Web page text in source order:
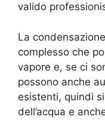
valido
La
complesso che
vapore e, se ci
possono anche
esistenti, quindi
dell’acqua e